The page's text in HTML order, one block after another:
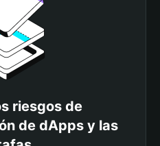
riesgos de
de dApps y las